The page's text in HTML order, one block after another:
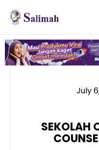
July
SEKOLAH